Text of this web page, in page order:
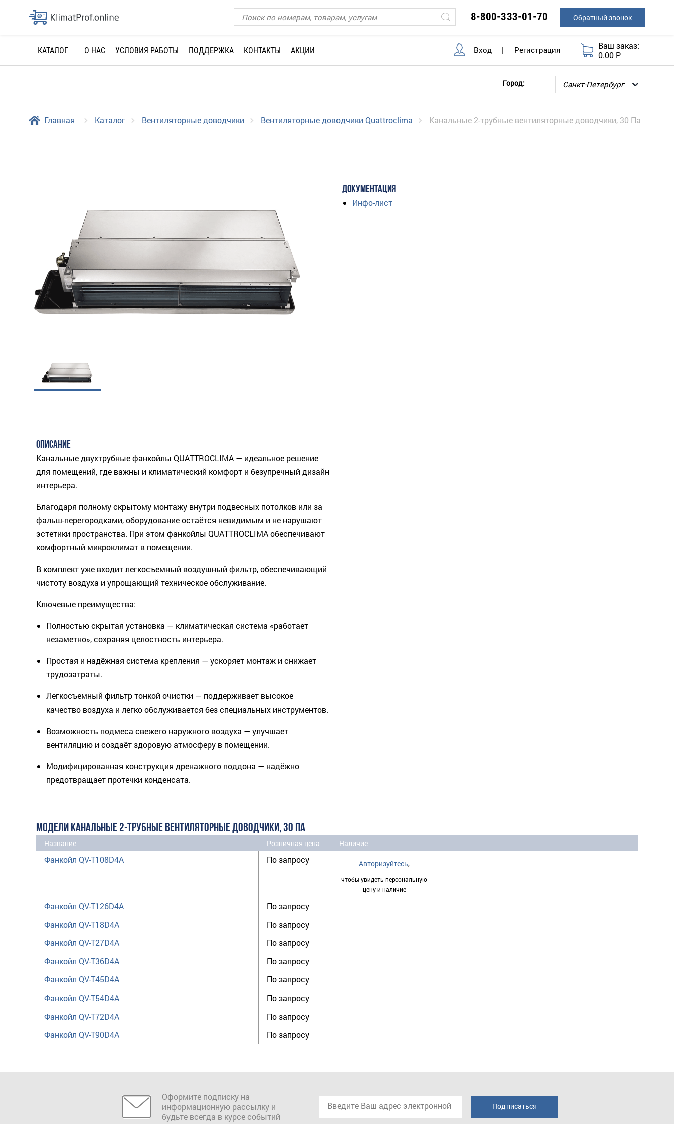
8-800-333-01-70 Обратный звонок
КАТАЛОГ О НАС УСЛОВИЯ РАБОТЫ ПОДДЕРЖКА КОНТАКТЫ АКЦИИ Вход | Регистрация
Ваш заказ:
0.00 Р
Город:
Главная Каталог Вентиляторные доводчики Вентиляторные доводчики Quattroclima Канальные 2-трубные вентиляторные доводчики, 30 Па
ДОКУМЕНТАЦИЯ
Инфо-лист
ОПИСАНИЕ
Канальные двухтрубные фанкойлы QUATTROCLIMA — идеальное решение
для помещений, где важны и климатический комфорт и безупречный дизайн
интерьера.
Благодаря полному скрытому монтажу внутри подвесных потолков или за
фальш-перегородками, оборудование остаётся невидимым и не нарушают
эстетики пространства. При этом фанкойлы QUATTROCLIMA обеспечивают
комфортный микроклимат в помещении.
В комплект уже входит легкосъемный воздушный фильтр, обеспечивающий
чистоту воздуха и упрощающий техническое обслуживание.
Ключевые преимущества:
Полностью скрытая установка — климатическая система «работает
незаметно», сохраняя целостность интерьера.
Простая и надёжная система крепления — ускоряет монтаж и снижает
трудозатраты.
Легкосъемный фильтр тонкой очистки — поддерживает высокое
качество воздуха и легко обслуживается без специальных инструментов.
Возможность подмеса свежего наружного воздуха — улучшает
вентиляцию и создаёт здоровую атмосферу в помещении.
Модифицированная конструкция дренажного поддона — надёжно
предотвращает протечки конденсата.
МОДЕЛИ КАНАЛЬНЫЕ 2-ТРУБНЫЕ ВЕНТИЛЯТОРНЫЕ ДОВОДЧИКИ, 30 ПА
Название Розничная цена Наличие
Фанкойл QV-T108D4A По запросу Авторизуйтесь,
чтобы увидеть персональную
цену и наличие
Фанкойл QV-T126D4A
По запросу
Фанкойл QV-T18D4A
По запросу
Фанкойл QV-T27D4A
По запросу
Фанкойл QV-T36D4A
По запросу
Фанкойл QV-T45D4A
По запросу
Фанкойл QV-T54D4A
По запросу
Фанкойл QV-T72D4A
По запросу
Фанкойл QV-T90D4A
По запросу
Оформите подписку на
информационную рассылку и
будьте всегда в курсе событий